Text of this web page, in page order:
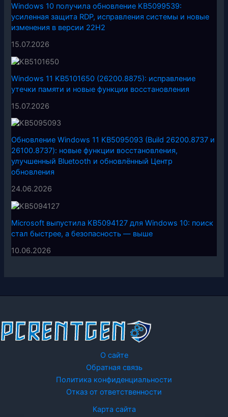
Windows 10 получила обновление KB5099539:
усиленная защита RDP, исправления системы и новые
изменения в версии 22H2
15.07.2026
Windows 11 KB5101650 (26200.8875): исправление
утечки памяти и новые функции восстановления
15.07.2026
Обновление Windows 11 KB5095093 (Build 26200.8737 и
26100.8737): новые функции восстановления,
улучшенный Bluetooth и обновлённый Центр
обновления
24.06.2026
Microsoft выпустила KB5094127 для Windows 10: поиск
стал быстрее, а безопасность — выше
10.06.2026
О сайте
Обратная связь
Политика конфиденциальности
Отказ от ответственности
Карта сайта